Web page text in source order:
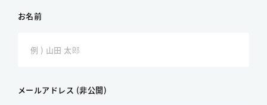
お名前
メールアドレス (非公開)